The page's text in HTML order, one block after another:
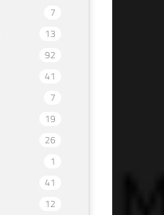
7
13
92
41
7
19
26
1
41
12